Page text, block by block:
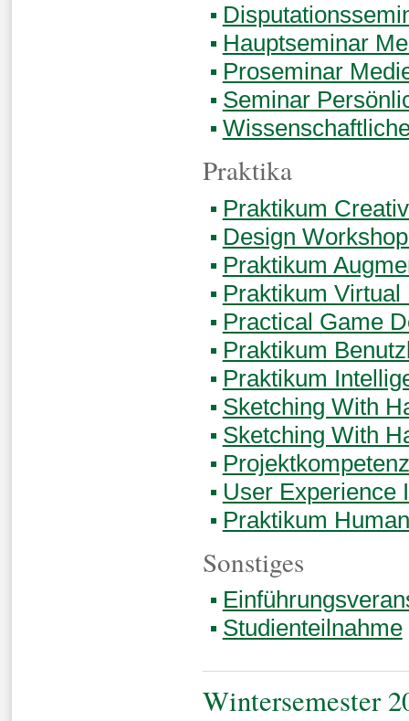
Hauptseminar
Proseminar
Seminar
Praktika
Praktikum
Design
Praktikum
Praktikum Virtual
Practical Game
Praktikum
Praktikum
Sketching With
Sketching With
User Experience
Praktikum
Sonstiges
Studienteilnahme
Wintersemester